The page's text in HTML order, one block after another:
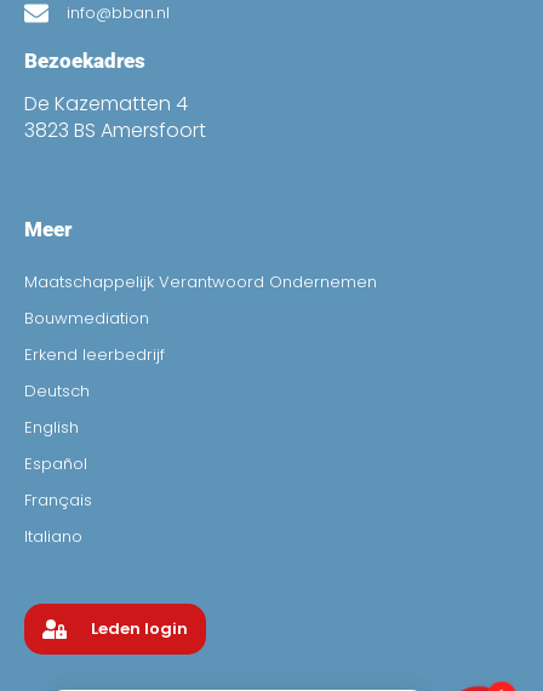
info@bban.nl
Bezoekadres
De Kazematten 4
3823 BS Amersfoort
Meer
Maatschappelijk Verantwoord Ondernemen
Bouwmediation
Erkend leerbedrijf
Deutsch
English
Español
Français
Italiano
Leden login